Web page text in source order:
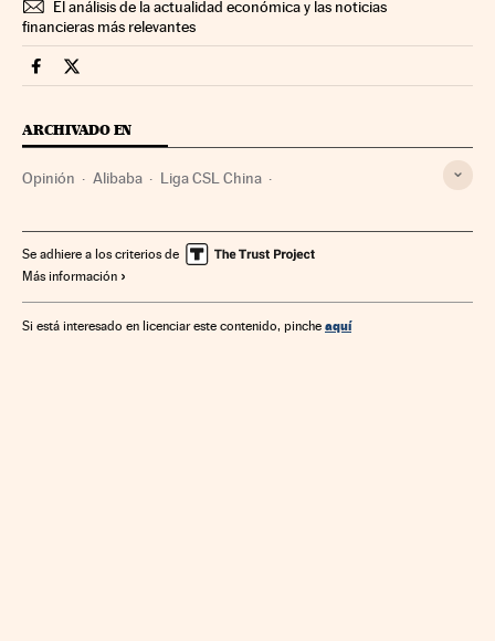
El análisis de la actualidad económica y las noticias
financieras más relevantes
Companias Cinco Días en Facebook
Companias Cinco Días en Twitter
ARCHIVADO EN
Opinión Alibaba Liga CSL China
Comercio electrónico China Ligas fútbol
Asia Oriental
Internet Asia Competiciones Empresas Deportes
Se adhiere a los criterios de
Más información
Si está interesado en licenciar este contenido, pinche aquí